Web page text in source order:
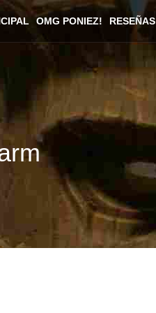
OMG PONIEZ! RESEÑAS